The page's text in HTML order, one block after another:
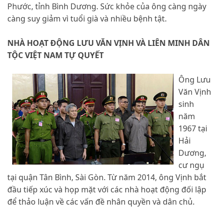
Phước, tỉnh Bình Dương. Sức khỏe của ông càng ngày
càng suy giảm vì tuổi già và nhiều bệnh tật.
NHÀ HOẠT ĐỘNG LƯU VĂN VỊNH VÀ LIÊN MINH DÂN
TỘC VIỆT NAM TỰ QUYẾT
Ông Lưu
Văn Vịnh
sinh
năm
1967 tại
Hải
Dương,
cư ngụ
tại quận Tân Bình, Sài Gòn. Từ năm 2014, ông Vịnh bắt
đầu tiếp xúc và họp mặt với các nhà hoạt động đối lập
để thảo luận về các vấn đề nhân quyền và dân chủ.